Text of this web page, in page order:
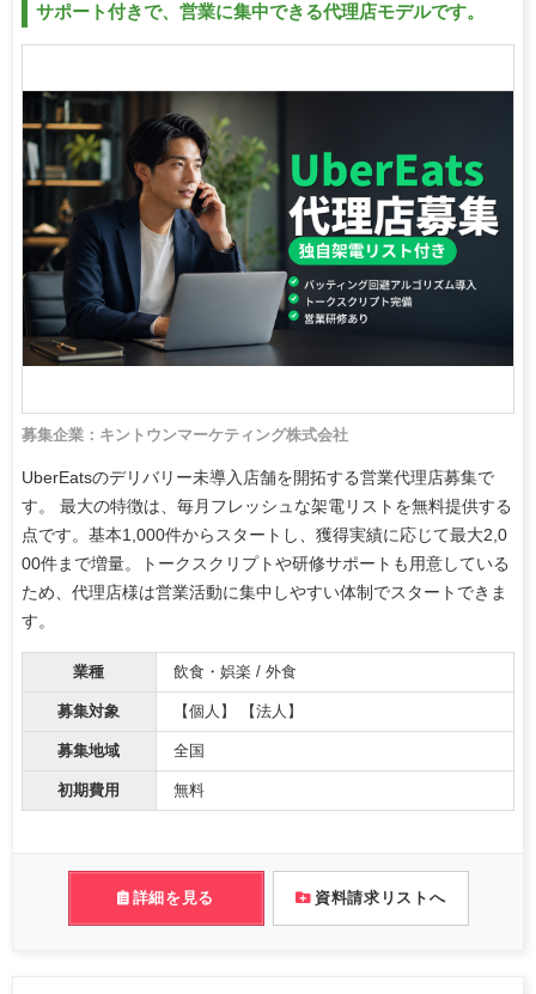
サポート付きで、営業に集中できる代理店モデルです。
募集企業：キントウンマーケティング株式会社
UberEatsのデリバリー未導入店舗を開拓する営業代理店募集で
す。 最大の特徴は、毎月フレッシュな架電リストを無料提供する
点です。基本1,000件からスタートし、獲得実績に応じて最大2,0
00件まで増量。トークスクリプトや研修サポートも用意している
ため、代理店様は営業活動に集中しやすい体制でスタートできま
す。
業種 飲食・娯楽 / 外食
募集対象 【個人】 【法人】
募集地域 全国
初期費用 無料
詳細を見る 資料請求リストへ